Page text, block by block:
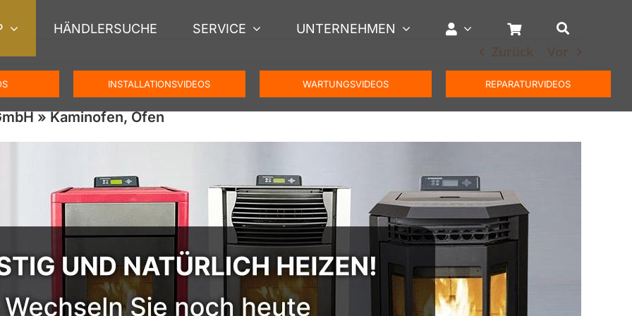
HÄNDLERSUCHE SERVICE UNTERNEHMEN
INSTALLATIONSVIDEOS WARTUNGSVIDEOS REPARATURVIDEOS
Zurück Vor
» Kaminofen, Ofen